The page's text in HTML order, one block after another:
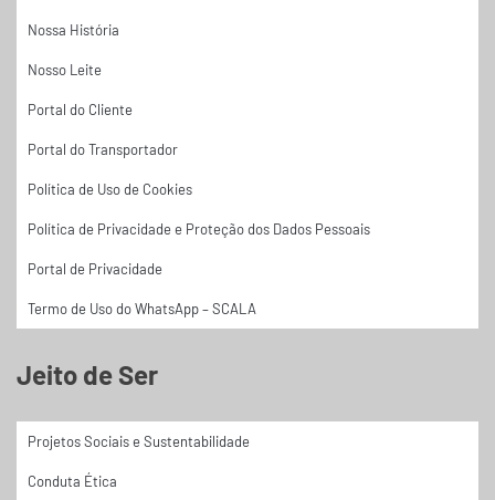
Nossa História
Nosso Leite
Portal do Cliente
Portal do Transportador
Política de Uso de Cookies
Política de Privacidade e Proteção dos Dados Pessoais
Portal de Privacidade
Termo de Uso do WhatsApp – SCALA
Jeito de Ser
Projetos Sociais e Sustentabilidade
Conduta Ética